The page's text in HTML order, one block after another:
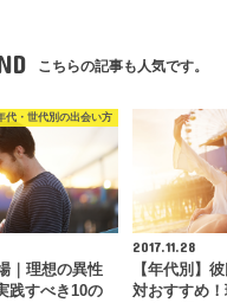
こちらの記事も人気です。
代・世代別の出会い方
｜理想の異性
践すべき10の
2017.11.28
【年代別】
対おすすめ